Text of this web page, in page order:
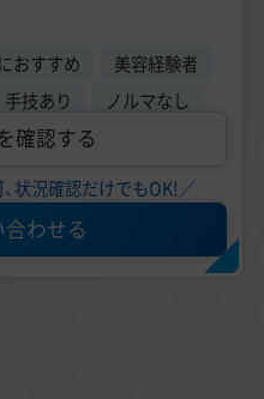
合わせ
おすすめ
美容経験者
手技あり ノルマなし
確認する
状況確認だけでもOK!／
わせる